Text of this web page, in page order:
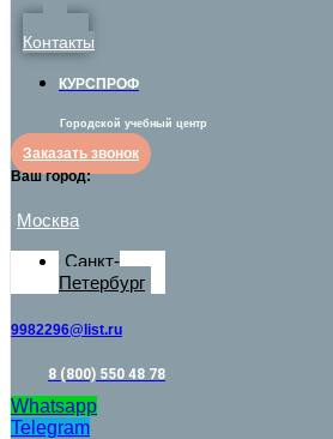
Контакты
КУРСПРОФ
Городской учебный центр
Заказать звонок
Ваш город:
Москва
Санкт-
Петербург
9982296@list.ru
8 (800) 550 48 78
Whatsapp
Telegram